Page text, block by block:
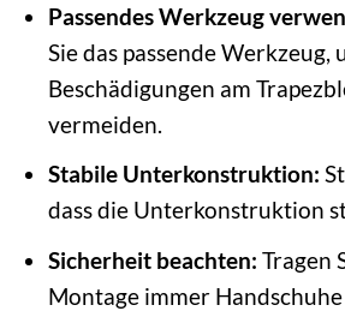
Passendes Werkzeug
Sie das passende Werkzeug,
Beschädigungen am
vermeiden.
Stabile Unterkonstruktion:
dass die Unterkonstruktion
Sicherheit beachten: Tragen
Montage immer